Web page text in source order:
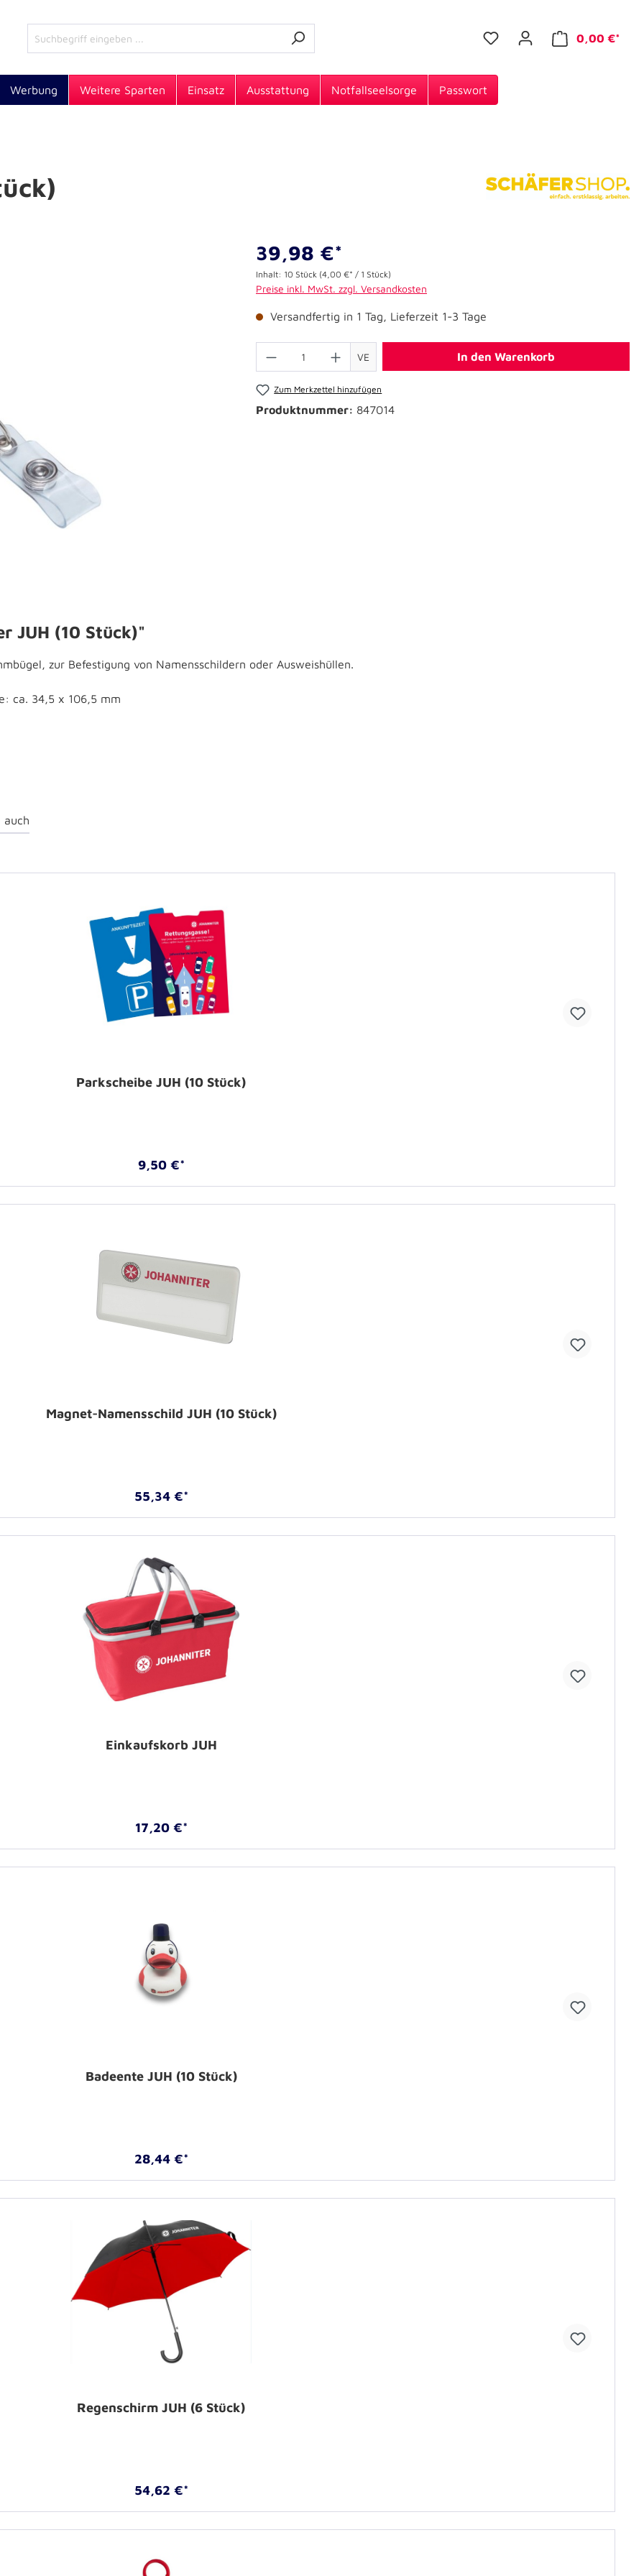
0,00 €*
Werbung Weitere Sparten Einsatz Ausstattung Notfallseelsorge Passwort
39,98 €*
Inhalt: 10 Stück (4,00 €* / 1 Stück)
Preise inkl. MwSt. zzgl. Versandkosten
Versandfertig in 1 Tag, Lieferzeit 1-3 Tage
VE In den Warenkorb
Zum Merkzettel hinzufügen
Produktnummer: 847014
JUH (10 Stück)"
zur Befestigung von Namensschildern oder Ausweishüllen.
ca. 34,5 x 106,5 mm
auch
Parkscheibe JUH (10 Stück)
9,50 €*
Magnet-Namensschild JUH (10 Stück)
55,34 €*
Einkaufskorb JUH
17,20 €*
Badeente JUH (10 Stück)
28,44 €*
Regenschirm JUH (6 Stück)
54,62 €*